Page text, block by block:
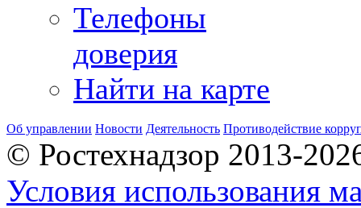
Телефоны
доверия
Найти на карте
Об управлении Новости Деятельность Противодействие
© Ростехнадзор 2013-
Условия использования